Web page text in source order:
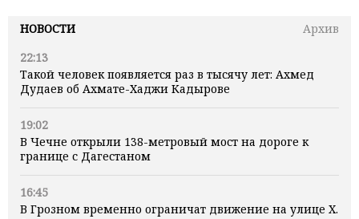
НОВОСТИ
Архив
22:13
Такой человек появляется раз в тысячу лет: Ахмед
Дудаев об Ахмате-Хаджи Кадырове
19:02
В Чечне открыли 138-метровый мост на дороге к
границе с Дагестаном
16:45
В Грозном временно ограничат движение на улице Х.